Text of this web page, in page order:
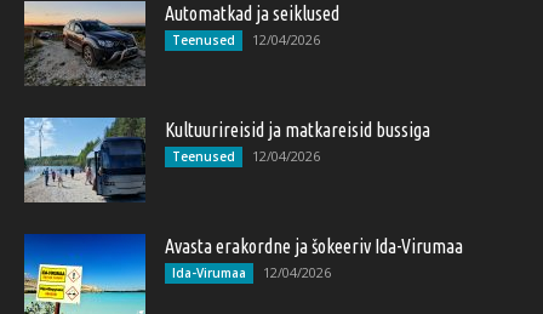
Automatkad ja seiklused
Teenused 12/04/2026
Kultuurireisid ja matkareisid bussiga
Teenused 12/04/2026
Avasta erakordne ja šokeeriv Ida-Virumaa
Ida-Virumaa 12/04/2026